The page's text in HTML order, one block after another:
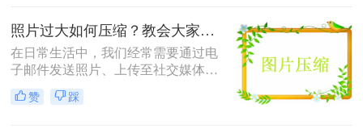
么压缩呢？以下是四种常用的图片压
缩方法，帮助您轻松解决这一问题。
照片过大如何压缩？教会大家这4种压缩方法！
在日常生活中，我们经常需要通过电
子邮件发送照片、上传至社交媒体或
用于网页设计等。然而，原始照片文
件通常较大，这不仅会占用大量存储
赞 踩